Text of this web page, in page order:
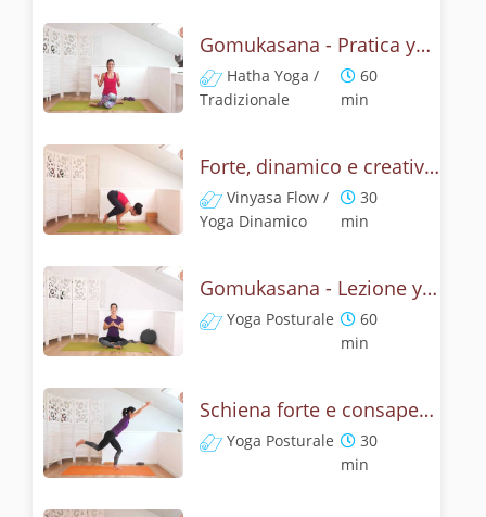
Gomukasana - Pratica yoga con l'anatomia del muso della vacca
Hatha Yoga /
Tradizionale
60
min
Forte, dinamico e creativo - Gomukasana vinyasa yoga
Vinyasa Flow /
Yoga Dinamico
30
min
Gomukasana - Lezione yoga con la storia del muso della vacca
Yoga Posturale
60
min
Schiena forte e consapevole con Bhujangasana, la posizione del cobra
Yoga Posturale
30
min